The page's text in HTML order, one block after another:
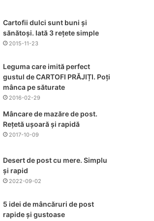
Cartofii dulci sunt buni și
sănătoși. Iată 3 rețete simple
2015-11-23
Leguma care imită perfect
gustul de CARTOFI PRĂJIȚI. Poți
mânca pe săturate
2016-02-29
Mâncare de mazăre de post.
Rețetă ușoară și rapidă
2017-10-09
Desert de post cu mere. Simplu
și rapid
2022-09-02
5 idei de mâncăruri de post
rapide și gustoase